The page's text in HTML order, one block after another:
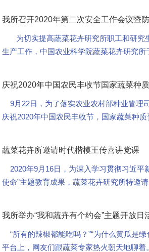
我所召开2020年第二次安全工作会议暨
为切实提高蔬菜花卉研究所职工和研究
生产工作，中国农业科学院蔬菜花卉研究所
庆祝2020年中国农民丰收节国家蔬菜种
9月22日，为了落实农业农村部种业管理司
庆祝2020年中国农民丰收节，国家蔬菜种
蔬菜花卉所邀请时代楷模王传喜讲党课
2020年9月16日，为深入学习贯彻习近平
使命”主题教育成果，蔬菜花卉研究所特邀
我所举办“我和蔬卉有个约会”主题开放日
“所有的辣椒都能吃吗？”“为什么黄瓜是
平台上，网友们跟蔬菜专家热火朝天地聊着。